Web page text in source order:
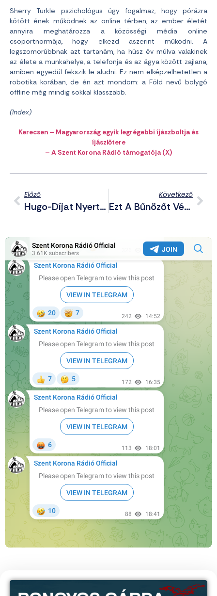
Sherry Turkle pszichológus úgy fogalmaz, hogy pórázra
kötött ének működnek az online térben, az ember életét
annyira meghatározza a közösségi média online
csoportnormája, hogy elkezd aszerint működni. A
legszomorúbbnak azt tartanám, ha húsz év múlva valakinek
az élete a munkahelye, a telefonja és az ágya között zajlana,
amiben egyedül fekszik le aludni. Ez nem elképzelhetetlen a
robotika korában, de én azt mondom: a Föld nevű bolygó
offline még mindig sokkal klasszabb.
(Index)
Kerecsen – Magyarország egyik legrégebbi íjászboltja és
íjászlőtere
– A Szent Korona Rádió támogatója (X)
Előző
Hugo-Díjat Nyert Egy Magyarországi Zsidó Származású Agender Lény
Következő
Ezt A Bűnözőt Védi A Világ – Íme George Floyd Bűnlajstroma